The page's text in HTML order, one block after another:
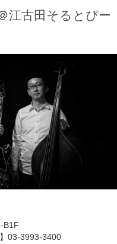
江古田そるとぴー
B1F
】03-3993-3400